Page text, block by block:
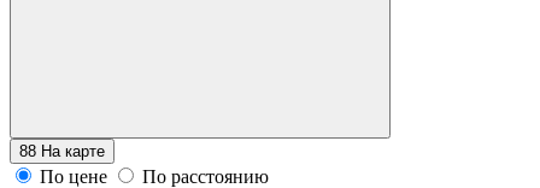
88 На карте
По цене
По расстоянию